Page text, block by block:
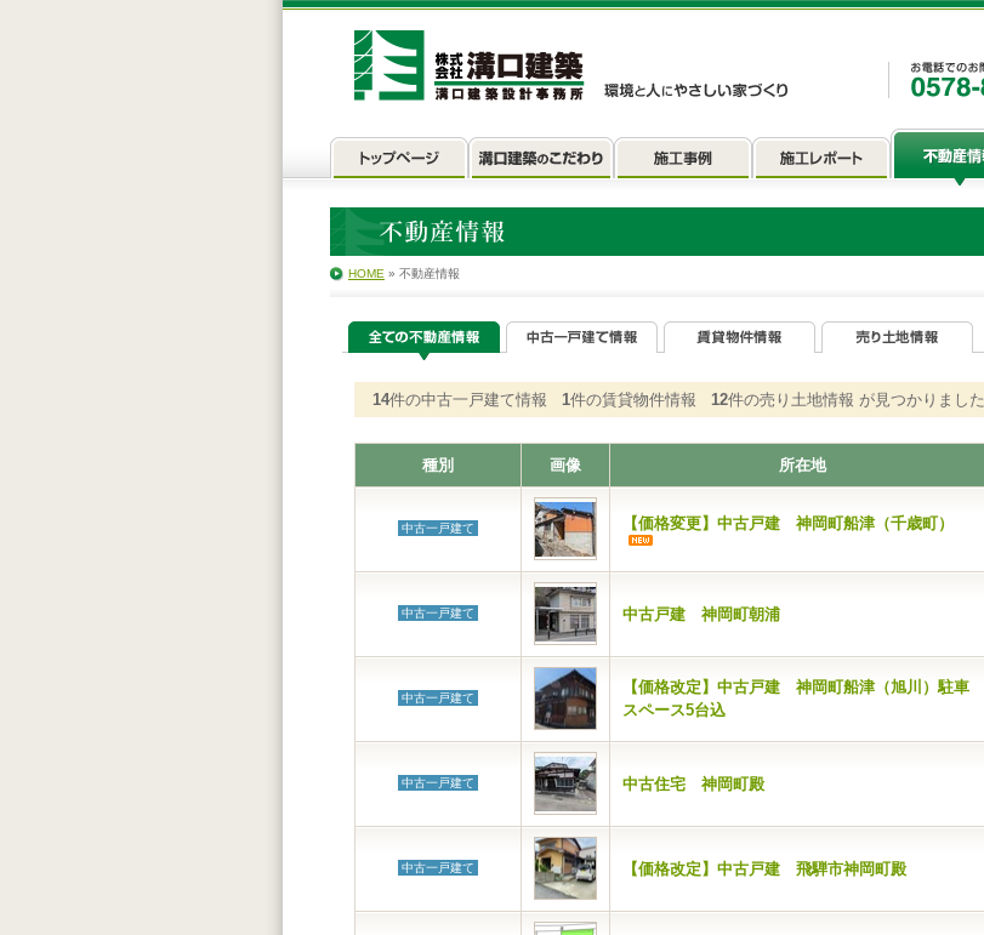
HOME » 不動産情報
14件の中古一戸建て情報 1件の賃貸物件情報 12件の売り土地情報 が見つかりました
種別 画像 所在地
中古一戸建て 【価格変更】中古戸建 神岡町船津（千歳町）
中古一戸建て 中古戸建 神岡町朝浦
中古一戸建て
【価格改定】中古戸建 神岡町船津（旭川）駐車
スペース5台込
中古一戸建て 中古住宅 神岡町殿
中古一戸建て 【価格改定】中古戸建 飛騨市神岡町殿